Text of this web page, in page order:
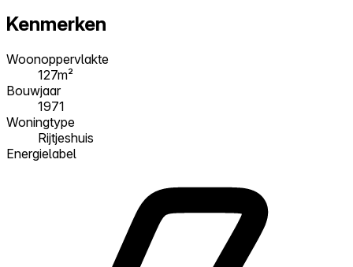
Kenmerken
Woonoppervlakte
127m²
Bouwjaar
1971
Woningtype
Rijtjeshuis
Energielabel